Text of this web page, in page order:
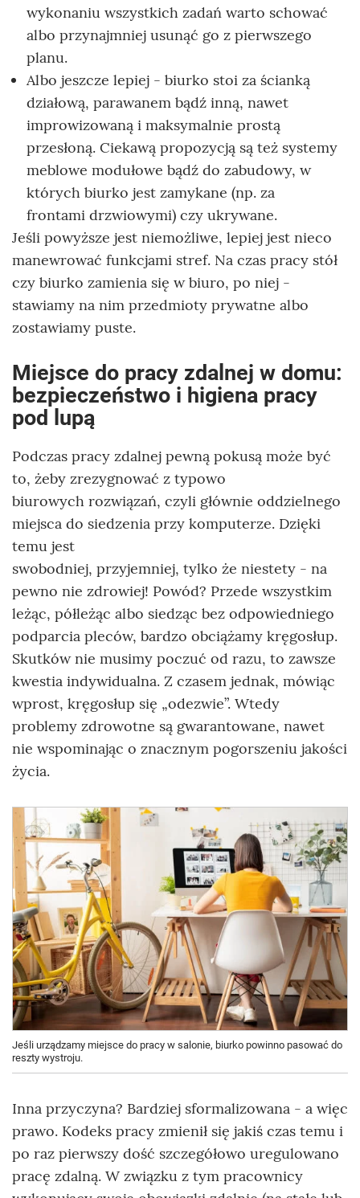
wykonaniu wszystkich zadań warto schować
albo przynajmniej usunąć go z pierwszego
planu.
Albo jeszcze lepiej - biurko stoi za ścianką
działową, parawanem bądź inną, nawet
improwizowaną i maksymalnie prostą
przesłoną. Ciekawą propozycją są też systemy
meblowe modułowe bądź do zabudowy, w
których biurko jest zamykane (np. za
frontami drzwiowymi) czy ukrywane.
Jeśli powyższe jest niemożliwe, lepiej jest nieco
manewrować funkcjami stref. Na czas pracy stół
czy biurko zamienia się w biuro, po niej -
stawiamy na nim przedmioty prywatne albo
zostawiamy puste.
Miejsce do pracy zdalnej w domu:
bezpieczeństwo i higiena pracy
pod lupą
Podczas pracy zdalnej pewną pokusą może być
to, żeby zrezygnować z typowo
biurowych rozwiązań, czyli głównie oddzielnego
miejsca do siedzenia przy komputerze. Dzięki
temu jest
swobodniej, przyjemniej, tylko że niestety - na
pewno nie zdrowiej! Powód? Przede wszystkim
leżąc, półleżąc albo siedząc bez odpowiedniego
podparcia pleców, bardzo obciążamy kręgosłup.
Skutków nie musimy poczuć od razu, to zawsze
kwestia indywidualna. Z czasem jednak, mówiąc
wprost, kręgosłup się „odezwie”. Wtedy
problemy zdrowotne są gwarantowane, nawet
nie wspominając o znacznym pogorszeniu jakości
życia.
Jeśli urządzamy miejsce do pracy w salonie, biurko powinno pasować do
reszty wystroju.
Inna przyczyna? Bardziej sformalizowana - a więc
prawo. Kodeks pracy zmienił się jakiś czas temu i
po raz pierwszy dość szczegółowo uregulowano
pracę zdalną. W związku z tym pracownicy